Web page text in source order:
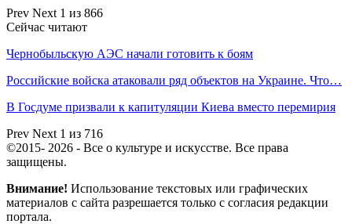
Prev Next 1 из 866
Сейчас читают
Чернобыльскую АЭС начали готовить к боям
Российские войска атаковали ряд объектов на Украине. Что…
В Госдуме призвали к капитуляции Киева вместо перемирия
Prev Next 1 из 716
©2015- 2026 - Все о культуре и искусстве. Все права
защищены.
Внимание! Использование текстовых или графических
материалов с сайта разрешается только c согласия редакции
портала.